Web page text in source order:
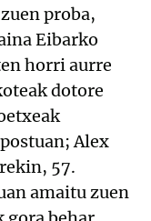
proba,
Eibarko
horri aurre
dotore
Alex
57.
amaitu zuen